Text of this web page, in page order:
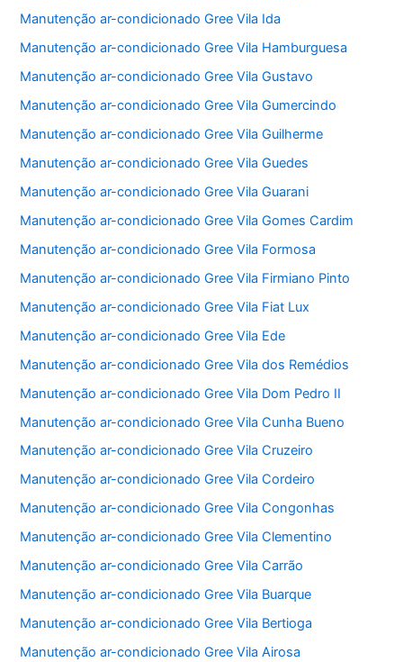
Manutenção ar-condicionado Gree Vila Ida
Manutenção ar-condicionado Gree Vila Hamburguesa
Manutenção ar-condicionado Gree Vila Gustavo
Manutenção ar-condicionado Gree Vila Gumercindo
Manutenção ar-condicionado Gree Vila Guilherme
Manutenção ar-condicionado Gree Vila Guedes
Manutenção ar-condicionado Gree Vila Guarani
Manutenção ar-condicionado Gree Vila Gomes Cardim
Manutenção ar-condicionado Gree Vila Formosa
Manutenção ar-condicionado Gree Vila Firmiano Pinto
Manutenção ar-condicionado Gree Vila Fiat Lux
Manutenção ar-condicionado Gree Vila Ede
Manutenção ar-condicionado Gree Vila dos Remédios
Manutenção ar-condicionado Gree Vila Dom Pedro II
Manutenção ar-condicionado Gree Vila Cunha Bueno
Manutenção ar-condicionado Gree Vila Cruzeiro
Manutenção ar-condicionado Gree Vila Cordeiro
Manutenção ar-condicionado Gree Vila Congonhas
Manutenção ar-condicionado Gree Vila Clementino
Manutenção ar-condicionado Gree Vila Carrão
Manutenção ar-condicionado Gree Vila Buarque
Manutenção ar-condicionado Gree Vila Bertioga
Manutenção ar-condicionado Gree Vila Airosa